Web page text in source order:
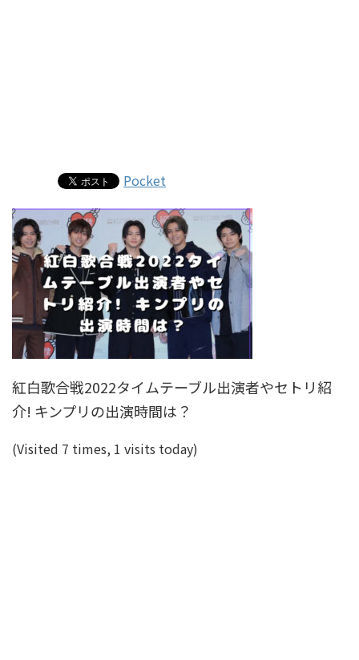
Pocket
紅白歌合戦2022タイムテーブル出演者やセトリ紹
介! キンプリの出演時間は？
(Visited 7 times, 1 visits today)